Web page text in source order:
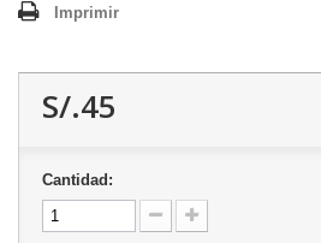
Imprimir
S/.45
Cantidad: